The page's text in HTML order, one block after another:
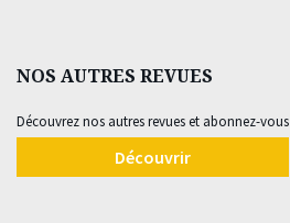
NOS AUTRES REVUES
Découvrez nos autres revues et abonnez-vous
Découvrir